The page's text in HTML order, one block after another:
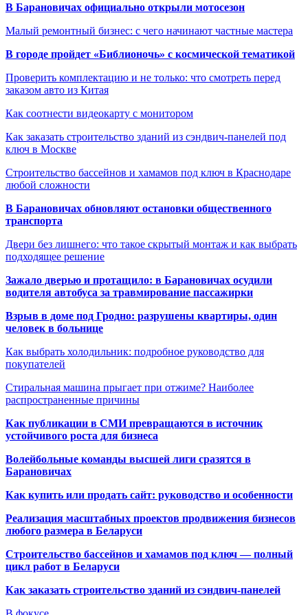
В Барановичах официально открыли мотосезон
Малый ремонтный бизнес: с чего начинают частные мастера
В городе пройдет «Библионочь» с космической тематикой
Проверить комплектацию и не только: что смотреть перед
заказом авто из Китая
Как соотнести видеокарту с монитором
Как заказать строительство зданий из сэндвич-панелей под
ключ в Москве
Строительство бассейнов и хамамов под ключ в Краснодаре
любой сложности
В Барановичах обновляют остановки общественного
транспорта
Двери без лишнего: что такое скрытый монтаж и как выбрать
подходящее решение
Зажало дверью и протащило: в Барановичах осудили
водителя автобуса за травмирование пассажирки
Взрыв в доме под Гродно: разрушены квартиры, один
человек в больнице
Как выбрать холодильник: подробное руководство для
покупателей
Стиральная машина прыгает при отжиме? Наиболее
распространенные причины
Как публикации в СМИ превращаются в источник
устойчивого роста для бизнеса
Волейбольные команды высшей лиги сразятся в
Барановичах
Как купить или продать сайт: руководство и особенности
Реализация масштабных проектов продвижения бизнесов
любого размера в Беларуси
Строительство бассейнов и хамамов под ключ — полный
цикл работ в Беларуси
Как заказать строительство зданий из сэндвич-панелей